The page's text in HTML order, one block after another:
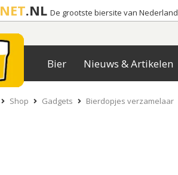
NET.NL De grootste biersite van Nederland
Bier Nieuws & Artikelen
Shop Gadgets Bierdopjes verzamelaar